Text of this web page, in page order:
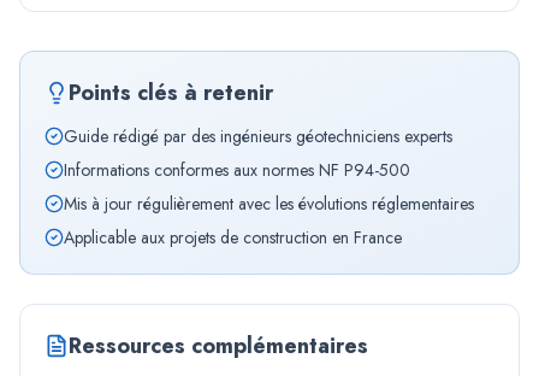
Points clés à retenir
Guide rédigé par des ingénieurs géotechniciens experts
Informations conformes aux normes NF P94-500
Mis à jour régulièrement avec les évolutions réglementaires
Applicable aux projets de construction en France
Ressources complémentaires